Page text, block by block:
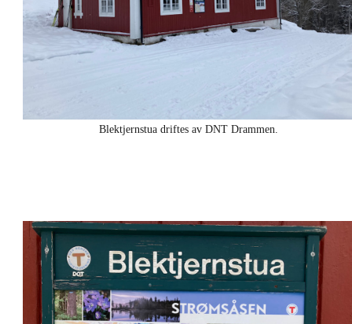
Blektjernstua driftes av DNT Drammen.